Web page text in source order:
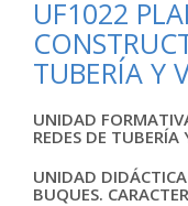
UF1022
TUBERÍA Y
UNIDAD
REDES DE
UNIDAD DIDÁCTICA
BUQUES.